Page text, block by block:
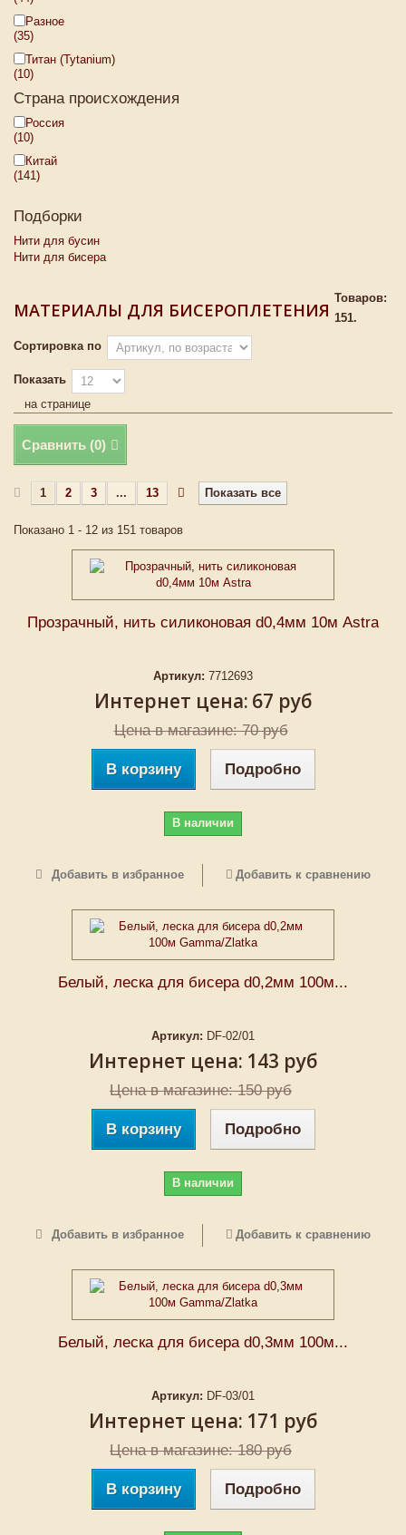
Разное
(35)
Титан (Tytanium)
(10)
Страна происхождения
Россия
(10)
Китай
(141)
Подборки
Нити для бусин
Нити для бисера
МАТЕРИАЛЫ ДЛЯ БИСЕРОПЛЕТЕНИЯ
Товаров:
151.
Сортировка по
Показать
на странице
Сравнить (0)
Показать все
1 2 3 ... 13
Показано 1 - 12 из 151 товаров
Прозрачный, нить силиконовая d0,4мм 10м Astra
Артикул: 7712693
Интернет цена: 67 руб
Цена в магазине: 70 руб
В корзину Подробно
В наличии
Добавить в избранное Добавить к сравнению
Белый, леска для бисера d0,2мм 100м...
Артикул: DF-02/01
Интернет цена: 143 руб
Цена в магазине: 150 руб
В корзину Подробно
В наличии
Добавить в избранное Добавить к сравнению
Белый, леска для бисера d0,3мм 100м...
Артикул: DF-03/01
Интернет цена: 171 руб
Цена в магазине: 180 руб
В корзину Подробно